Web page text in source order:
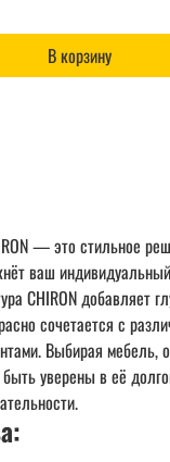
В корзину
— это стильное
ваш
CHIRON добавляет
сочетается с
Выбирая мебель,
уверены в её